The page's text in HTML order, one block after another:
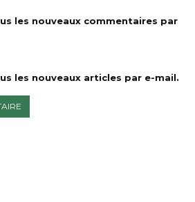
les nouveaux commentaires par
les nouveaux articles par e-mail.